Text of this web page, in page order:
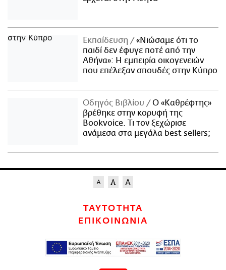
Εκπαίδευση
«Νιώσαμε ότι το
παιδί δεν έφυγε ποτέ από την
Αθήνα»: Η εμπειρία οικογενειών
που επέλεξαν σπουδές στην Κύπρο
Οδηγός Βιβλίου
Ο «Καθρέφτης»
βρέθηκε στην κορυφή της
Bookvoice. Τι τον ξεχώρισε
ανάμεσα στα μεγάλα best sellers;
ΤΑΥΤΟΤΗΤΑ
ΕΠΙΚΟΙΝΩΝΙΑ